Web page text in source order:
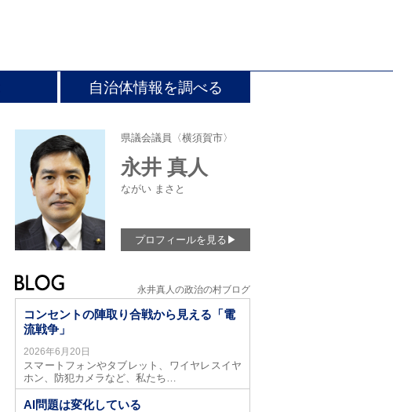
自治体情報を調べる
県議会議員〈横須賀市〉
永井 真人
ながい まさと
プロフィールを見る ▶
永井真人の政治の村ブログ
コンセントの陣取り合戦から見える「電
流戦争」
2026年6月20日
スマートフォンやタブレット、ワイヤレスイヤ
ホン、防犯カメラなど、私たち…
AI問題は変化している